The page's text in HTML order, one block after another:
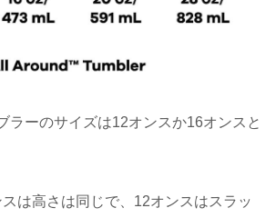
ラーのサイズは12オンスか16オンスと
は高さは同じで、12オンスはスラッ